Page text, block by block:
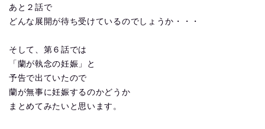
あと２話で
どんな展開が待ち受けているのでしょうか・・・
そして、第６話では
「蘭が執念の妊娠」と
予告で出ていたので
蘭が無事に妊娠するのかどうか
まとめてみたいと思います。